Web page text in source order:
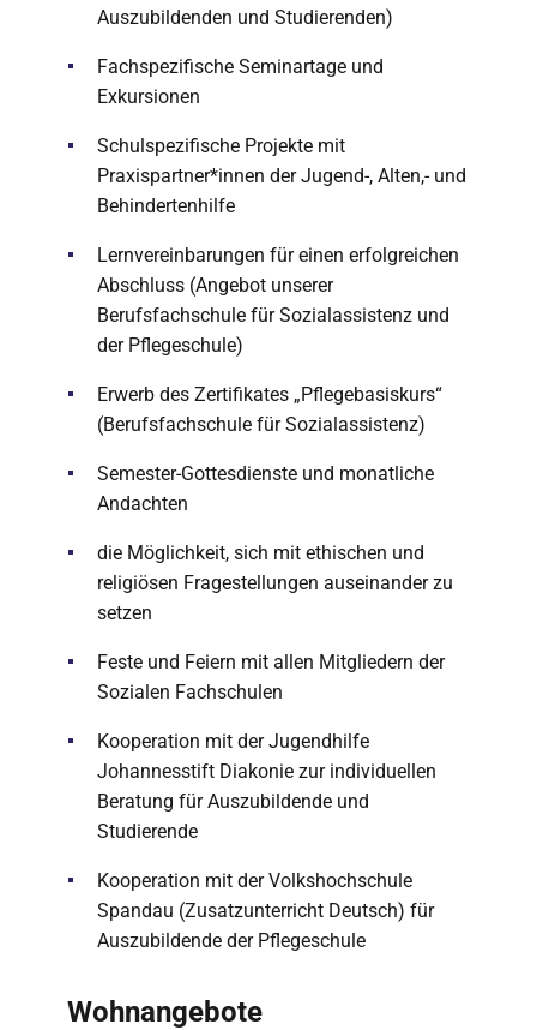
Auszubildenden und Studierenden)
Fachspezifische Seminartage und
Exkursionen
Schulspezifische Projekte mit
Praxispartner*innen der Jugend-, Alten,- und
Behindertenhilfe
Lernvereinbarungen für einen erfolgreichen
Abschluss (Angebot unserer
Berufsfachschule für Sozialassistenz und
der Pflegeschule)
Erwerb des Zertifikates „Pflegebasiskurs“
(Berufsfachschule für Sozialassistenz)
Semester-Gottesdienste und monatliche
Andachten
die Möglichkeit, sich mit ethischen und
religiösen Fragestellungen auseinander zu
setzen
Feste und Feiern mit allen Mitgliedern der
Sozialen Fachschulen
Kooperation mit der Jugendhilfe
Johannesstift Diakonie zur individuellen
Beratung für Auszubildende und
Studierende
Kooperation mit der Volkshochschule
Spandau (Zusatzunterricht Deutsch) für
Auszubildende der Pflegeschule
Wohnangebote